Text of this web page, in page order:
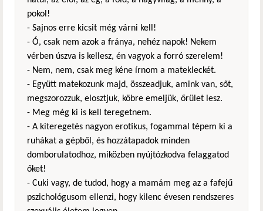
pokol!
- Sajnos erre kicsit még várni kell!
- Ó, csak nem azok a fránya, nehéz napok! Nekem
vérben úszva is kellesz, én vagyok a forró szerelem!
- Nem, nem, csak meg kéne írnom a matekleckét.
- Együtt matekozunk majd, összeadjuk, amink van, sőt,
megszorozzuk, elosztjuk, köbre emeljük, őrület lesz.
- Meg még ki is kell teregetnem.
- A kiteregetés nagyon erotikus, fogammal tépem ki a
ruhákat a gépből, és hozzátapadok minden
domborulatodhoz, miközben nyújtózkodva felaggatod
őket!
- Cuki vagy, de tudod, hogy a mamám meg az a fafejű
pszichológusom ellenzi, hogy kilenc évesen rendszeres